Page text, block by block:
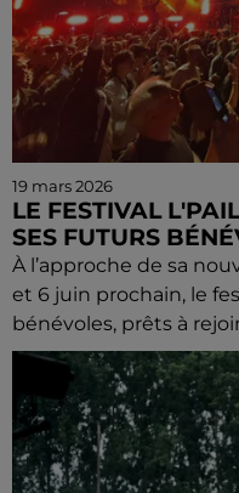
19 mars 2026
LE FESTIVAL
SES FUTURS
À l’approche de sa
et 6 juin prochain, le
bénévoles, prêts à